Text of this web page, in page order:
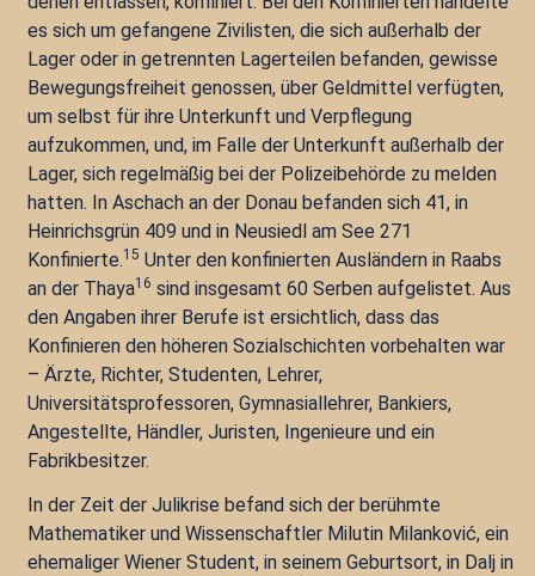
es sich um gefangene Zivilisten, die sich außerhalb der
Lager oder in getrennten Lagerteilen befanden, gewisse
Bewegungsfreiheit genossen, über Geldmittel verfügten,
um selbst für ihre Unterkunft und Verpflegung
aufzukommen, und, im Falle der Unterkunft außerhalb der
Lager, sich regelmäßig bei der Polizeibehörde zu melden
hatten. In Aschach an der Donau befanden sich 41, in
Heinrichsgrün 409 und in Neusiedl am See 271
Konfinierte.15 Unter den konfinierten Ausländern in Raabs
an der Thaya16 sind insgesamt 60 Serben aufgelistet. Aus
den Angaben ihrer Berufe ist ersichtlich, dass das
Konfinieren den höheren Sozialschichten vorbehalten war
– Ärzte, Richter, Studenten, Lehrer,
Universitätsprofessoren, Gymnasiallehrer, Bankiers,
Angestellte, Händler, Juristen, Ingenieure und ein
Fabrikbesitzer.
In der Zeit der Julikrise befand sich der berühmte
Mathematiker und Wissenschaftler Milutin Milanković, ein
ehemaliger Wiener Student, in seinem Geburtsort, in Dalj in